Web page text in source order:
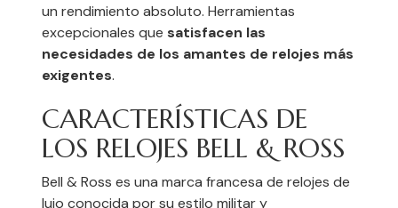
un rendimiento absoluto. Herramientas
excepcionales que satisfacen las
necesidades de los amantes de relojes más
exigentes.
CARACTERÍSTICAS DE
LOS RELOJES BELL & ROSS
Bell & Ross es una marca francesa de relojes de
lujo conocida por su estilo militar y